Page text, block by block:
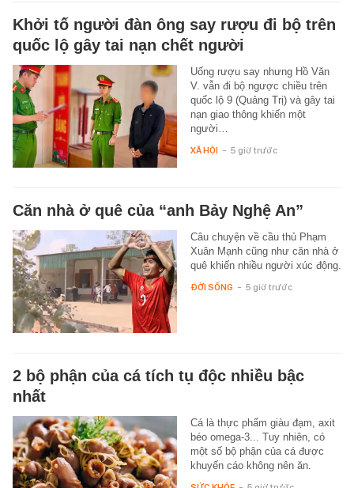
Khởi tố người đàn ông say rượu đi bộ trên
quốc lộ gây tai nạn chết người
Uống rượu say nhưng Hồ Văn
V. vẫn đi bộ ngược chiều trên
quốc lộ 9 (Quảng Trị) và gây tai
nạn giao thông khiến một
người…
XÃ HỘI - 5 giờ trước
Căn nhà ở quê của “anh Bảy Nghệ An”
Câu chuyện về cầu thủ Phạm
Xuân Mạnh cũng như căn nhà ở
quê khiến nhiều người xúc động.
ĐỜI SỐNG - 5 giờ trước
2 bộ phận của cá tích tụ độc nhiều bậc
nhất
Cá là thực phẩm giàu đạm, axit
béo omega-3... Tuy nhiên, có
một số bộ phận của cá được
khuyến cáo không nên ăn.